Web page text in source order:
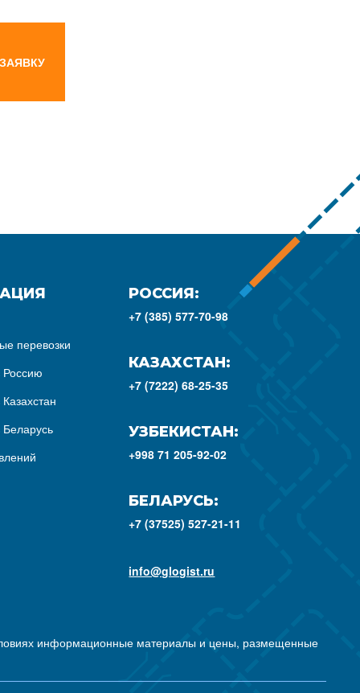
перевозки
Россию
Беларусь
РОССИЯ:
+7 (385) 577-70-98
КАЗАХСТАН:
+7 (7222) 68-25-35
УЗБЕКИСТАН:
+998 71 205-92-02
БЕЛАРУСЬ:
+7 (37525) 527-21-11
info@glogist.ru
информационные материалы и цены, размещенные